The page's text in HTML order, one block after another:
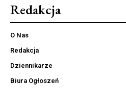
Redakcja
O Nas
Redakcja
Dziennikarze
Biura Ogłoszeń